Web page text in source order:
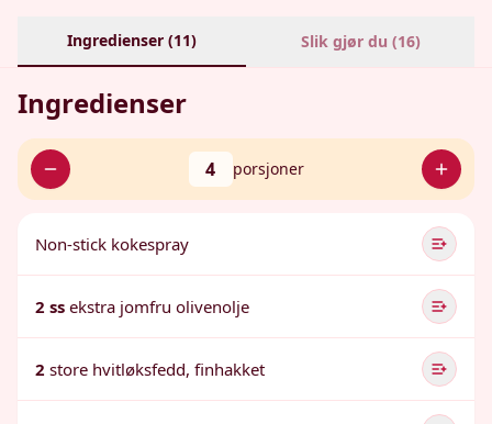
Ingredienser (11) Slik gjør du (16)
Ingredienser
4 porsjoner
Non-stick kokespray
2 ss ekstra jomfru olivenolje
2 store hvitløksfedd, finhakket